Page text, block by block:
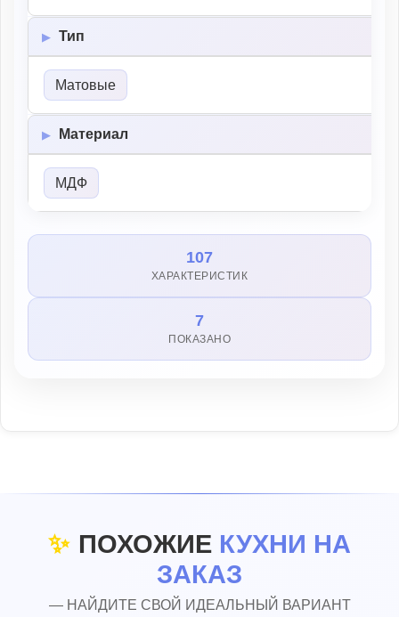
Тип
Матовые
Материал
МДФ
107
ХАРАКТЕРИСТИК
7
ПОКАЗАНО
✨ ПОХОЖИЕ КУХНИ НА
ЗАКАЗ
— НАЙДИТЕ СВОЙ ИДЕАЛЬНЫЙ ВАРИАНТ